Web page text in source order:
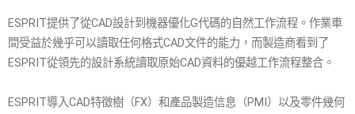
ESPRIT提供了從CAD設計到機器優化G代碼的自然工作流程。作業車
間受益於幾乎可以讀取任何格式CAD文件的能力，而製造商看到了
ESPRIT從領先的設計系統讀取原始CAD資料的優越工作流程整合。
ESPRIT導入CAD特徵樹（FX）和產品製造信息（PMI）以及零件幾何